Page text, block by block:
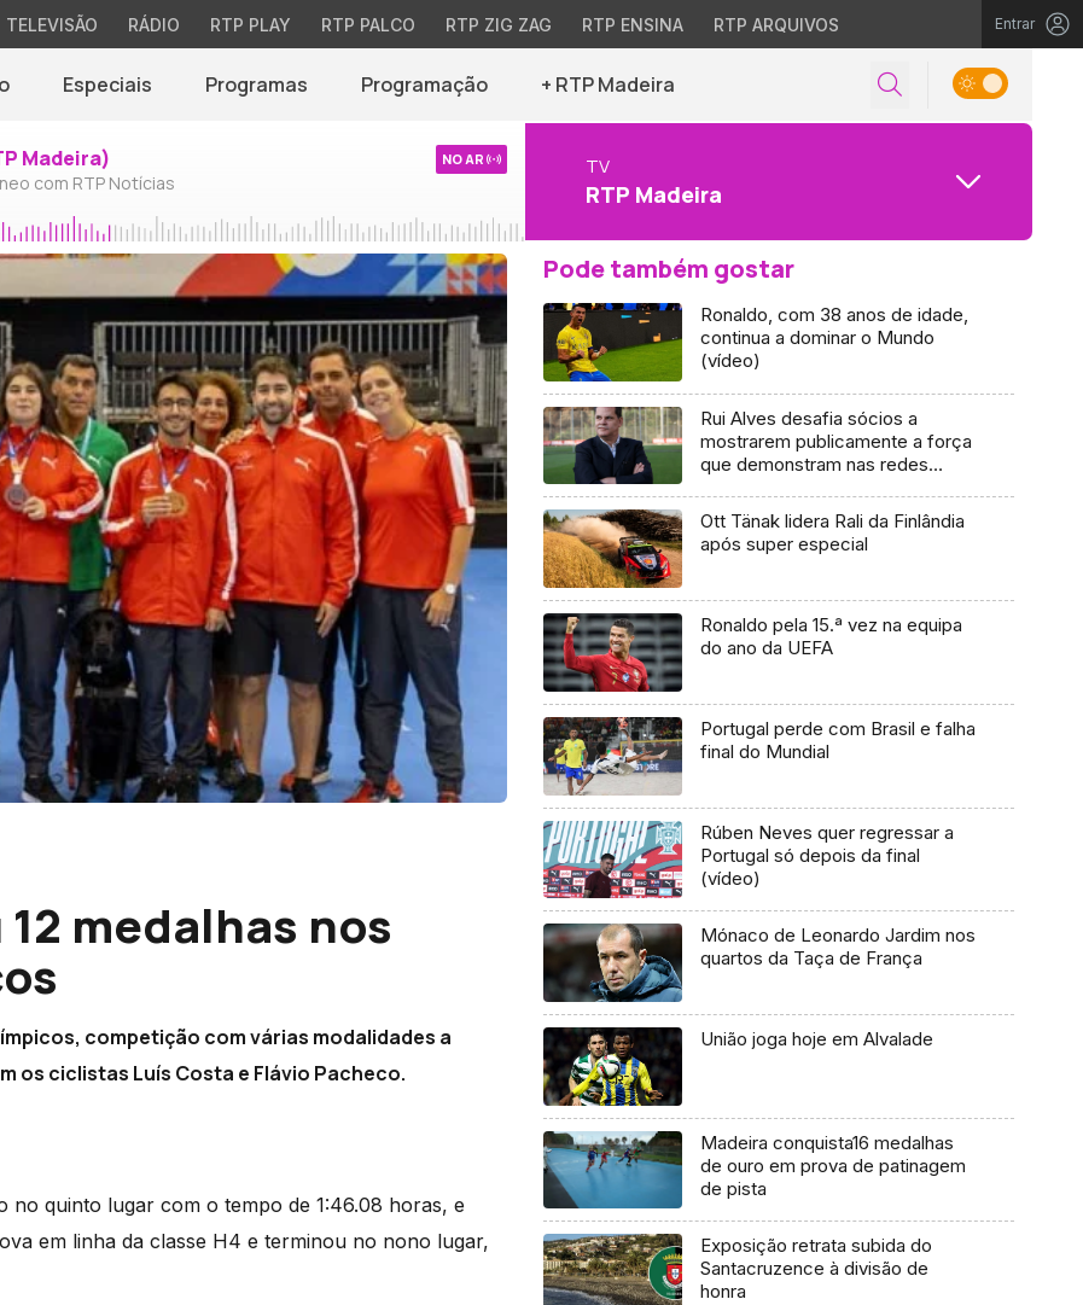
TELEVISÃO RÁDIO RTP PLAY RTP PALCO RTP ZIG ZAG RTP ENSINA RTP ARQUIVOS Entrar
Especiais Programas Programação + RTP Madeira
Madeira)
com RTP Notícias
NO AR TV
RTP Madeira
medalhas nos
competição com várias modalidades a
os ciclistas Luís Costa e Flávio Pacheco.
no quinto lugar com o tempo de 1:46.08 horas, e
em linha da classe H4 e terminou no nono lugar,
Pode também gostar
Ronaldo, com 38 anos de idade,
continua a dominar o Mundo
(vídeo)
Rui Alves desafia sócios a
mostrarem publicamente a força
que demonstram nas redes
Ott Tänak lidera Rali da Finlândia
após super especial
Ronaldo pela 15.ª vez na equipa
do ano da UEFA
Portugal perde com Brasil e falha
final do Mundial
Rúben Neves quer regressar a
Portugal só depois da final
(vídeo)
Mónaco de Leonardo Jardim nos
quartos da Taça de França
União joga hoje em Alvalade
Madeira conquista16 medalhas
de ouro em prova de patinagem
de pista
Exposição retrata subida do
Santacruzence à divisão de
honra